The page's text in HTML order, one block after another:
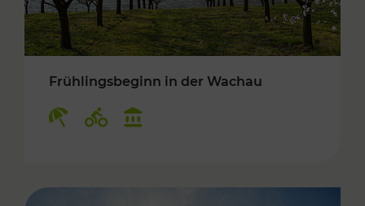
Frühlingsbeginn in der Wachau